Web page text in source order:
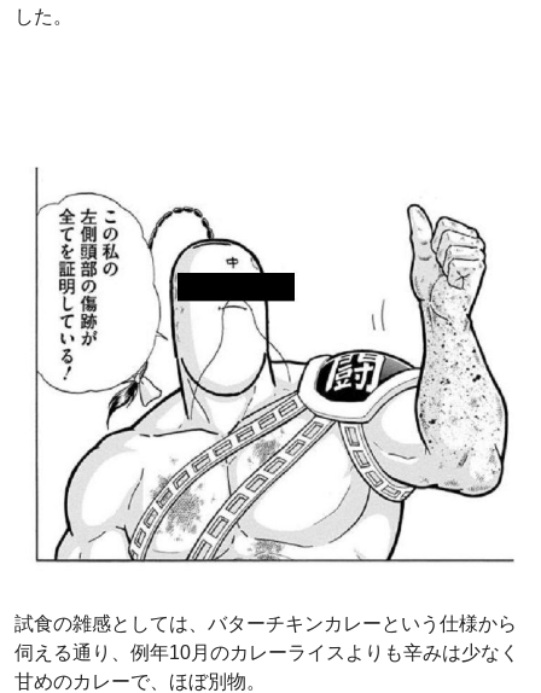
した。
試食の雑感としては、バターチキンカレーという仕様から
伺える通り、例年10月のカレーライスよりも辛みは少なく
甘めのカレーで、ほぼ別物。